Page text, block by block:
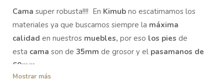
Cama super robusta!!!! En Kimub no escatimamos los
materiales ya que buscamos siempre la máxima
calidad en nuestros muebles, por eso los pies de
esta cama son de 35mm de grosor y el pasamanos de
60mm.
Mostrar más